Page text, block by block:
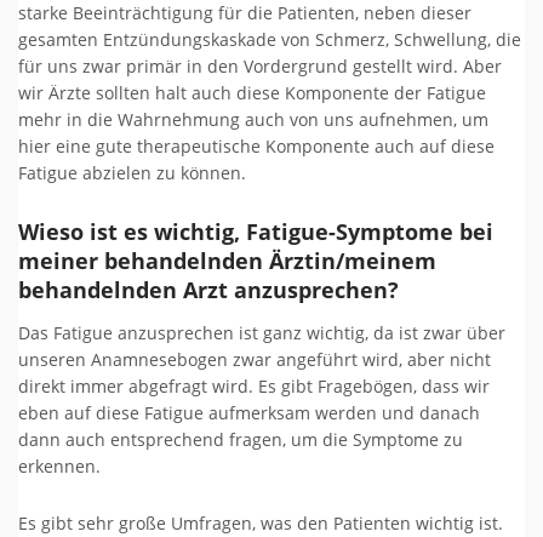
starke Beeinträchtigung für die Patienten, neben dieser
gesamten Entzündungskaskade von Schmerz, Schwellung, die
für uns zwar primär in den Vordergrund gestellt wird. Aber
wir Ärzte sollten halt auch diese Komponente der Fatigue
mehr in die Wahrnehmung auch von uns aufnehmen, um
hier eine gute therapeutische Komponente auch auf diese
Fatigue abzielen zu können.
Wieso ist es wichtig, Fatigue-Symptome bei
meiner behandelnden Ärztin/meinem
behandelnden Arzt anzusprechen?
Das Fatigue anzusprechen ist ganz wichtig, da ist zwar über
unseren Anamnesebogen zwar angeführt wird, aber nicht
direkt immer abgefragt wird. Es gibt Fragebögen, dass wir
eben auf diese Fatigue aufmerksam werden und danach
dann auch entsprechend fragen, um die Symptome zu
erkennen.
Es gibt sehr große Umfragen, was den Patienten wichtig ist.